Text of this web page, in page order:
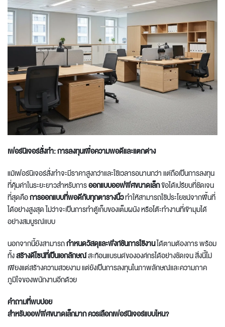
เฟอร์นิเจอร์สั่งทำ: การลงทุนเพื่อความพอดีและแตกต่าง
แม้เฟอร์นิเจอร์สั่งทำจะมีราคาสูงกว่าและใช้เวลารอนานกว่า แต่ถือเป็นการลงทุน
ที่คุ้มค่าในระยะยาวสำหรับการออกแบบออฟฟิศขนาดเล็กข้อได้เปรียบที่ชัดเจน
ที่สุดคือการออกแบบที่พอดีกับทุกตารางนิ้วทำให้สามารถใช้ประโยชน์จากพื้นที่
ได้อย่างสูงสุด ไม่ว่าจะเป็นการทำตู้เก็บของเต็มผนัง หรือโต๊ะทำงานที่เข้ามุมได้
อย่างสมบูรณ์แบบ
นอกจากนี้ยังสามารถกำหนดวัสดุและฟังก์ชันการใช้งานได้ตามต้องการ พร้อม
ทั้งสร้างดีไซน์ที่เป็นเอกลักษณ์สะท้อนแบรนด์ขององค์กรได้อย่างชัดเจน สิ่งนี้ไม่
เพียงแต่สร้างความสวยงาม แต่ยังเป็นการลงทุนในภาพลักษณ์และความภาค
ภูมิใจของพนักงานอีกด้วย
คำถามที่พบบ่อย
สำหรับออฟฟิศขนาดเล็กมาก ควรเลือกเฟอร์นิเจอร์แบบไหน?